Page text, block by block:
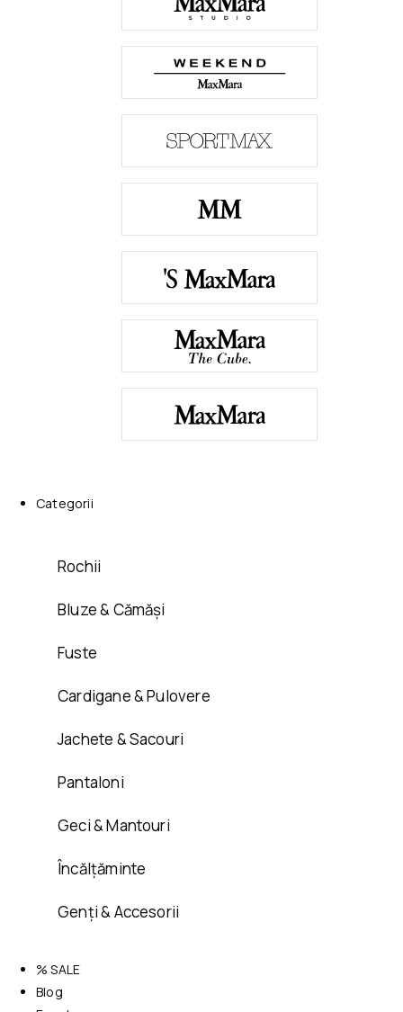
Categorii
Rochii
Bluze & Cămăși
Fuste
Cardigane & Pulovere
Jachete & Sacouri
Pantaloni
Geci & Mantouri
Încălțăminte
Genți & Accesorii
% SALE
Blog